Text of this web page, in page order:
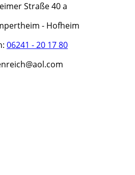
Straße 40 a
- Hofheim
06241 - 20 17 80